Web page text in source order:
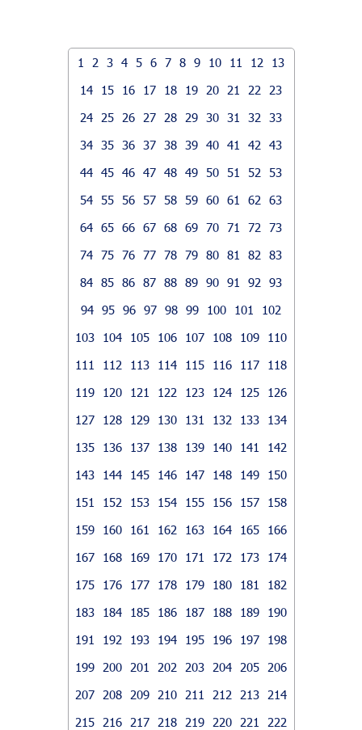
1 2 3 4 5 6 7 8 9 10 11 12
13
14
15 16 17 18 19 20 21 22
23
24
25 26 27 28 29 30 31 32
33
34 35 36 37 38 39 40 41 42
43
44 45 46 47 48 49 50 51 52
53
54 55 56 57 58 59 60 61 62
63
64 65 66 67 68 69 70 71 72
73
74 75 76 77 78 79 80 81 82
83
84 85 86 87 88 89 90 91 92
93
94 95 96 97 98 99 100 101
102
103
104 105 106 107 108 109
110
111
112 113 114 115 116 117
118
119
120 121 122 123 124 125
126
127
128 129 130 131 132 133
134
135
136 137 138 139 140 141
142
143
144 145 146 147 148 149
150
151
152 153 154 155 156 157
158
159
160 161 162 163 164 165
166
167
168 169 170 171 172 173
174
175
176 177 178 179 180 181
182
183
184 185 186 187 188 189
190
191
192 193 194 195 196 197
198
199
200 201 202 203 204 205
206
207
208 209 210 211 212 213
214
215
216 217 218 219 220 221
222